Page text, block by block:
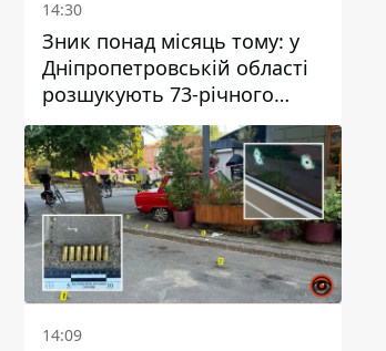
14:30
Зник понад місяць тому: у
Дніпропетровській області
розшукують 73-річного
чоловіка
14:09